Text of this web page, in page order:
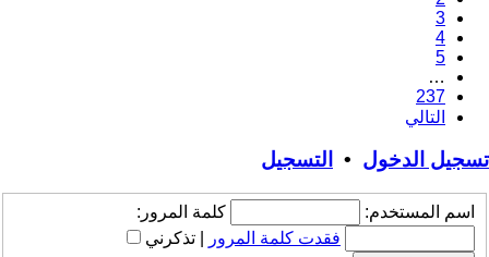
3
4
5
…
237
التالي
تسجيل الدخول • التسجيل
اسم المستخدم:
كلمة المرور:
فقدت كلمة المرور
تذكرني